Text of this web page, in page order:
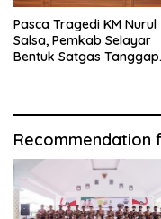
Pasca Tragedi KM Nurul
Salsa, Pemkab Selayar
Bentuk Satgas Tanggap
Recommendation